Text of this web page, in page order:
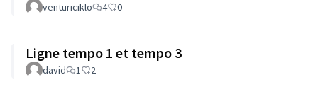
venturiciklo 4 0
Ligne tempo 1 et tempo 3
david 1 2